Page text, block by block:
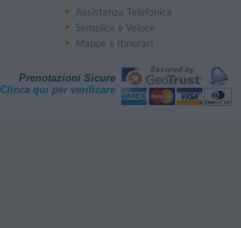
Assistenza Telefonica
Semplice e Veloce
Mappe e Itinerari
Prenotazioni Sicure
Clicca qui per verificare